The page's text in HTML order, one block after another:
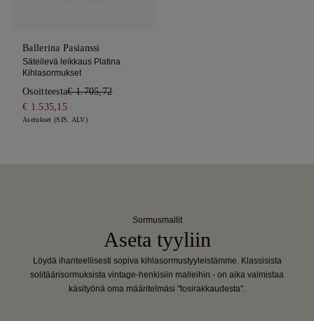
Ballerina Pasianssi
Säteilevä leikkaus Platina
Kihlasormukset
Osoitteesta€ 1.705,72
€ 1.535,15
Asetukset (SIS. ALV)
Sormusmallit
Aseta tyyliin
Löydä ihanteellisesti sopiva kihlasormustyyleistämme. Klassisista
solitäärisormuksista vintage-henkisiin malleihin - on aika valmistaa
käsityönä oma määritelmäsi "tosirakkaudesta".